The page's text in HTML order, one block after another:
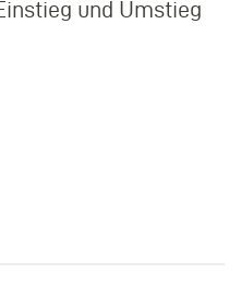
und Umstieg